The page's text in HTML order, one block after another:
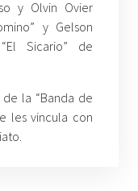
y Olvin Ovier
y Gelson
Sicario” de
la “Banda de
les vincula con